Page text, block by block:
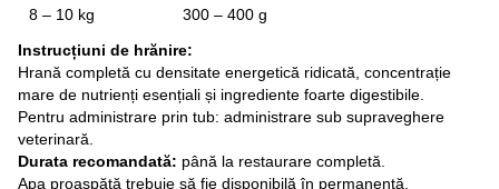
8 – 10 kg
300 – 400 g
Instrucțiuni de hrănire:
Hrană completă cu densitate energetică ridicată, concentrație
mare de nutrienți esențiali și ingrediente foarte digestibile.
Pentru administrare prin tub: administrare sub supraveghere
veterinară.
Durata recomandată: până la restaurare completă.
Apa proaspătă trebuie să fie disponibilă în permanență.